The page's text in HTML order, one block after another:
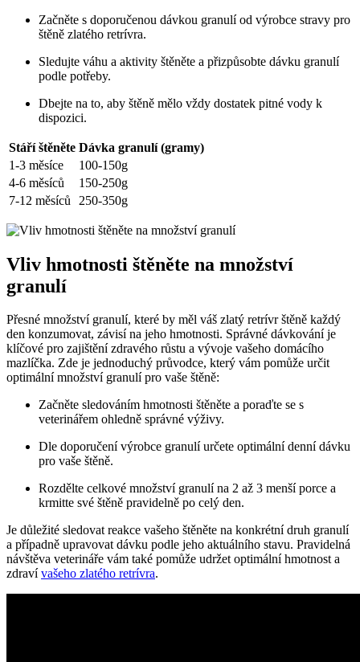
Začněte s doporučenou dávkou granulí od výrobce stravy pro
štěně zlatého retrívra.
Sledujte váhu a aktivity štěněte a přizpůsobte dávku granulí
podle potřeby.
Dbejte na to, aby štěně mělo vždy dostatek pitné vody k
dispozici.
Stáří štěněte Dávka granulí (gramy)
1-3 měsíce
100-150g
4-6 měsíců
150-250g
7-12 měsíců
250-350g
Vliv hmotnosti štěněte na množství
granulí
Přesné množství granulí, které by měl váš zlatý retrívr štěně každý
den konzumovat, závisí na jeho hmotnosti. Správné dávkování je
klíčové pro zajištění zdravého růstu a vývoje vašeho domácího
mazlíčka. Zde je jednoduchý průvodce, který vám pomůže určit
optimální množství granulí pro vaše štěně:
Začněte sledováním hmotnosti štěněte a poraďte se s
veterinářem ohledně správné výživy.
Dle doporučení výrobce granulí určete optimální denní dávku
pro vaše štěně.
Rozdělte celkové množství granulí na 2 až 3 menší porce a
krmitte své štěně pravidelně po celý den.
Je důležité sledovat reakce vašeho štěněte na konkrétní druh granulí
a případně upravovat dávku podle jeho aktuálního stavu. Pravidelná
návštěva veterináře vám také pomůže udržet optimální hmotnost a
zdravívašeho zlatého retrívra.